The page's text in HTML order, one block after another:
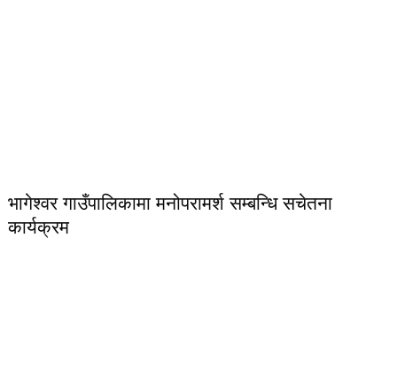
भागेश्वर गाउँपालिकामा मनोपरामर्श सम्बन्धि सचेतना
कार्यक्रम